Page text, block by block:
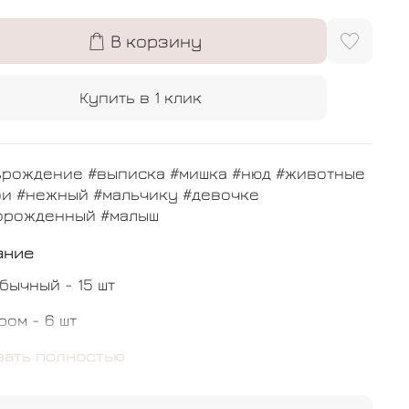
В корзину
Купить в 1 клик
#выписка #мишка #нюд #животные
#нежный #мальчику #девочке
#малыш
- 15 шт
- 6 шт
гигант с индивидуальной
полностью